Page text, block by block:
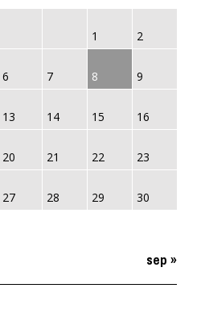
1 2
6 7 8 9
13 14 15 16
20 21 22 23
27 28 29 30
sep »